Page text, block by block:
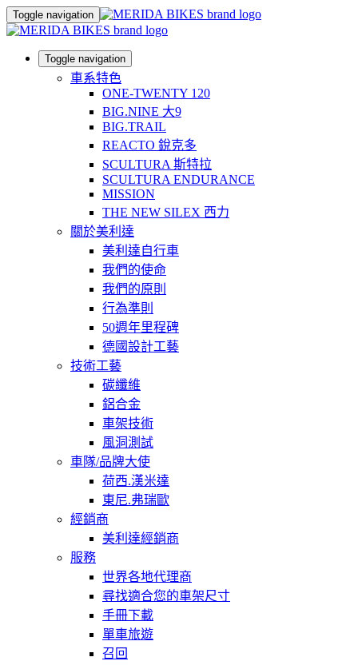
Toggle navigation
Toggle navigation
車系特色
ONE-TWENTY 120
BIG.NINE 大9
BIG.TRAIL
REACTO 銳克多
SCULTURA 斯特拉
SCULTURA ENDURANCE
MISSION
THE NEW SILEX 西力
關於美利達
美利達自行車
我們的使命
我們的原則
行為準則
50週年里程碑
德國設計工藝
技術工藝
碳纖維
鋁合金
車架技術
風洞測試
車隊/品牌大使
荷西.漢米達
東尼.弗瑞歐
經銷商
美利達經銷商
服務
世界各地代理商
尋找適合您的車架尺寸
手冊下載
單車旅遊
召回